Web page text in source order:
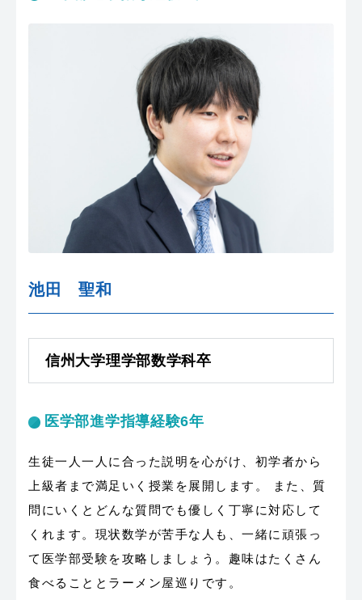
池田 聖和
信州大学理学部数学科卒
医学部進学指導経験6年
生徒一人一人に合った説明を心がけ、初学者から
上級者まで満足いく授業を展開します。 また、質
問にいくとどんな質問でも優しく丁寧に対応して
くれます。現状数学が苦手な人も、一緒に頑張っ
て医学部受験を攻略しましょう。趣味はたくさん
食べることとラーメン屋巡りです。